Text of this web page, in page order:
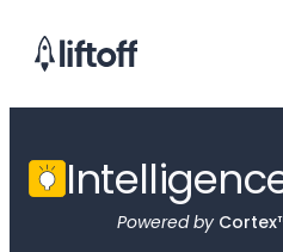
Powered by